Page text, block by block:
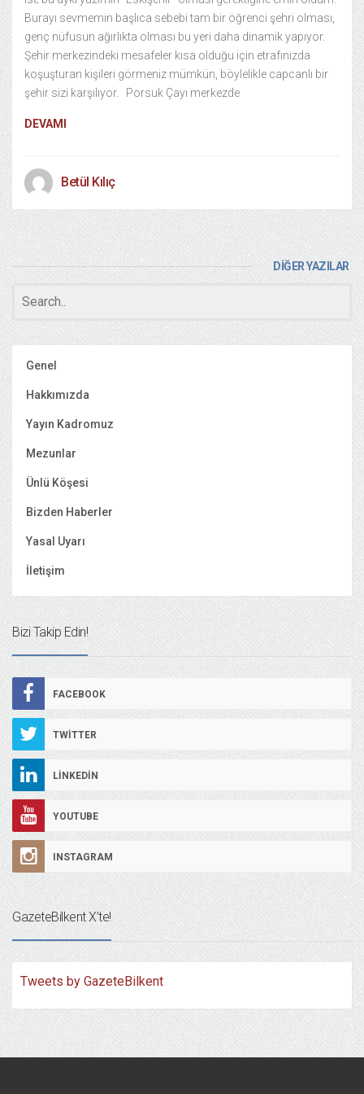
Burayı sevmemin başlıca sebebi tam bir öğrenci şehri olması,
genç nüfusun ağırlıkta olması bu yeri daha dinamik yapıyor.
Şehir merkezindeki mesafeler kısa olduğu için etrafınızda
koşuşturan kişileri görmeniz mümkün, böylelikle capcanlı bir
şehir sizi karşılıyor. Porsuk Çayı merkezde
DEVAMI
Betül Kılıç
DİĞER YAZILAR
Genel
Hakkımızda
Yayın Kadromuz
Mezunlar
Ünlü Köşesi
Bizden Haberler
Yasal Uyarı
İletişim
Bizi Takip Edin!
FACEBOOK
TWITTER
LINKEDIN
YOUTUBE
INSTAGRAM
GazeteBilkent X’te!
Tweets by GazeteBilkent